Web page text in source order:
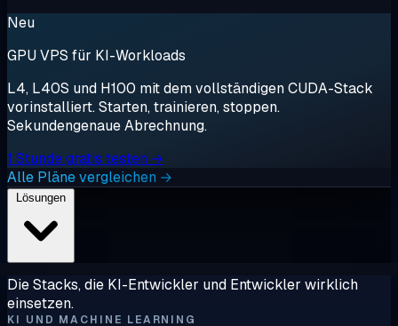
Neu
GPU VPS für KI-Workloads
L4, L40S und H100 mit dem vollständigen CUDA-Stack
vorinstalliert. Starten, trainieren, stoppen.
Sekundengenaue Abrechnung.
1 Stunde gratis testen →
Alle Pläne vergleichen →
Die Stacks, die KI-Entwickler und Entwickler wirklich
einsetzen.
KI UND MACHINE LEARNING